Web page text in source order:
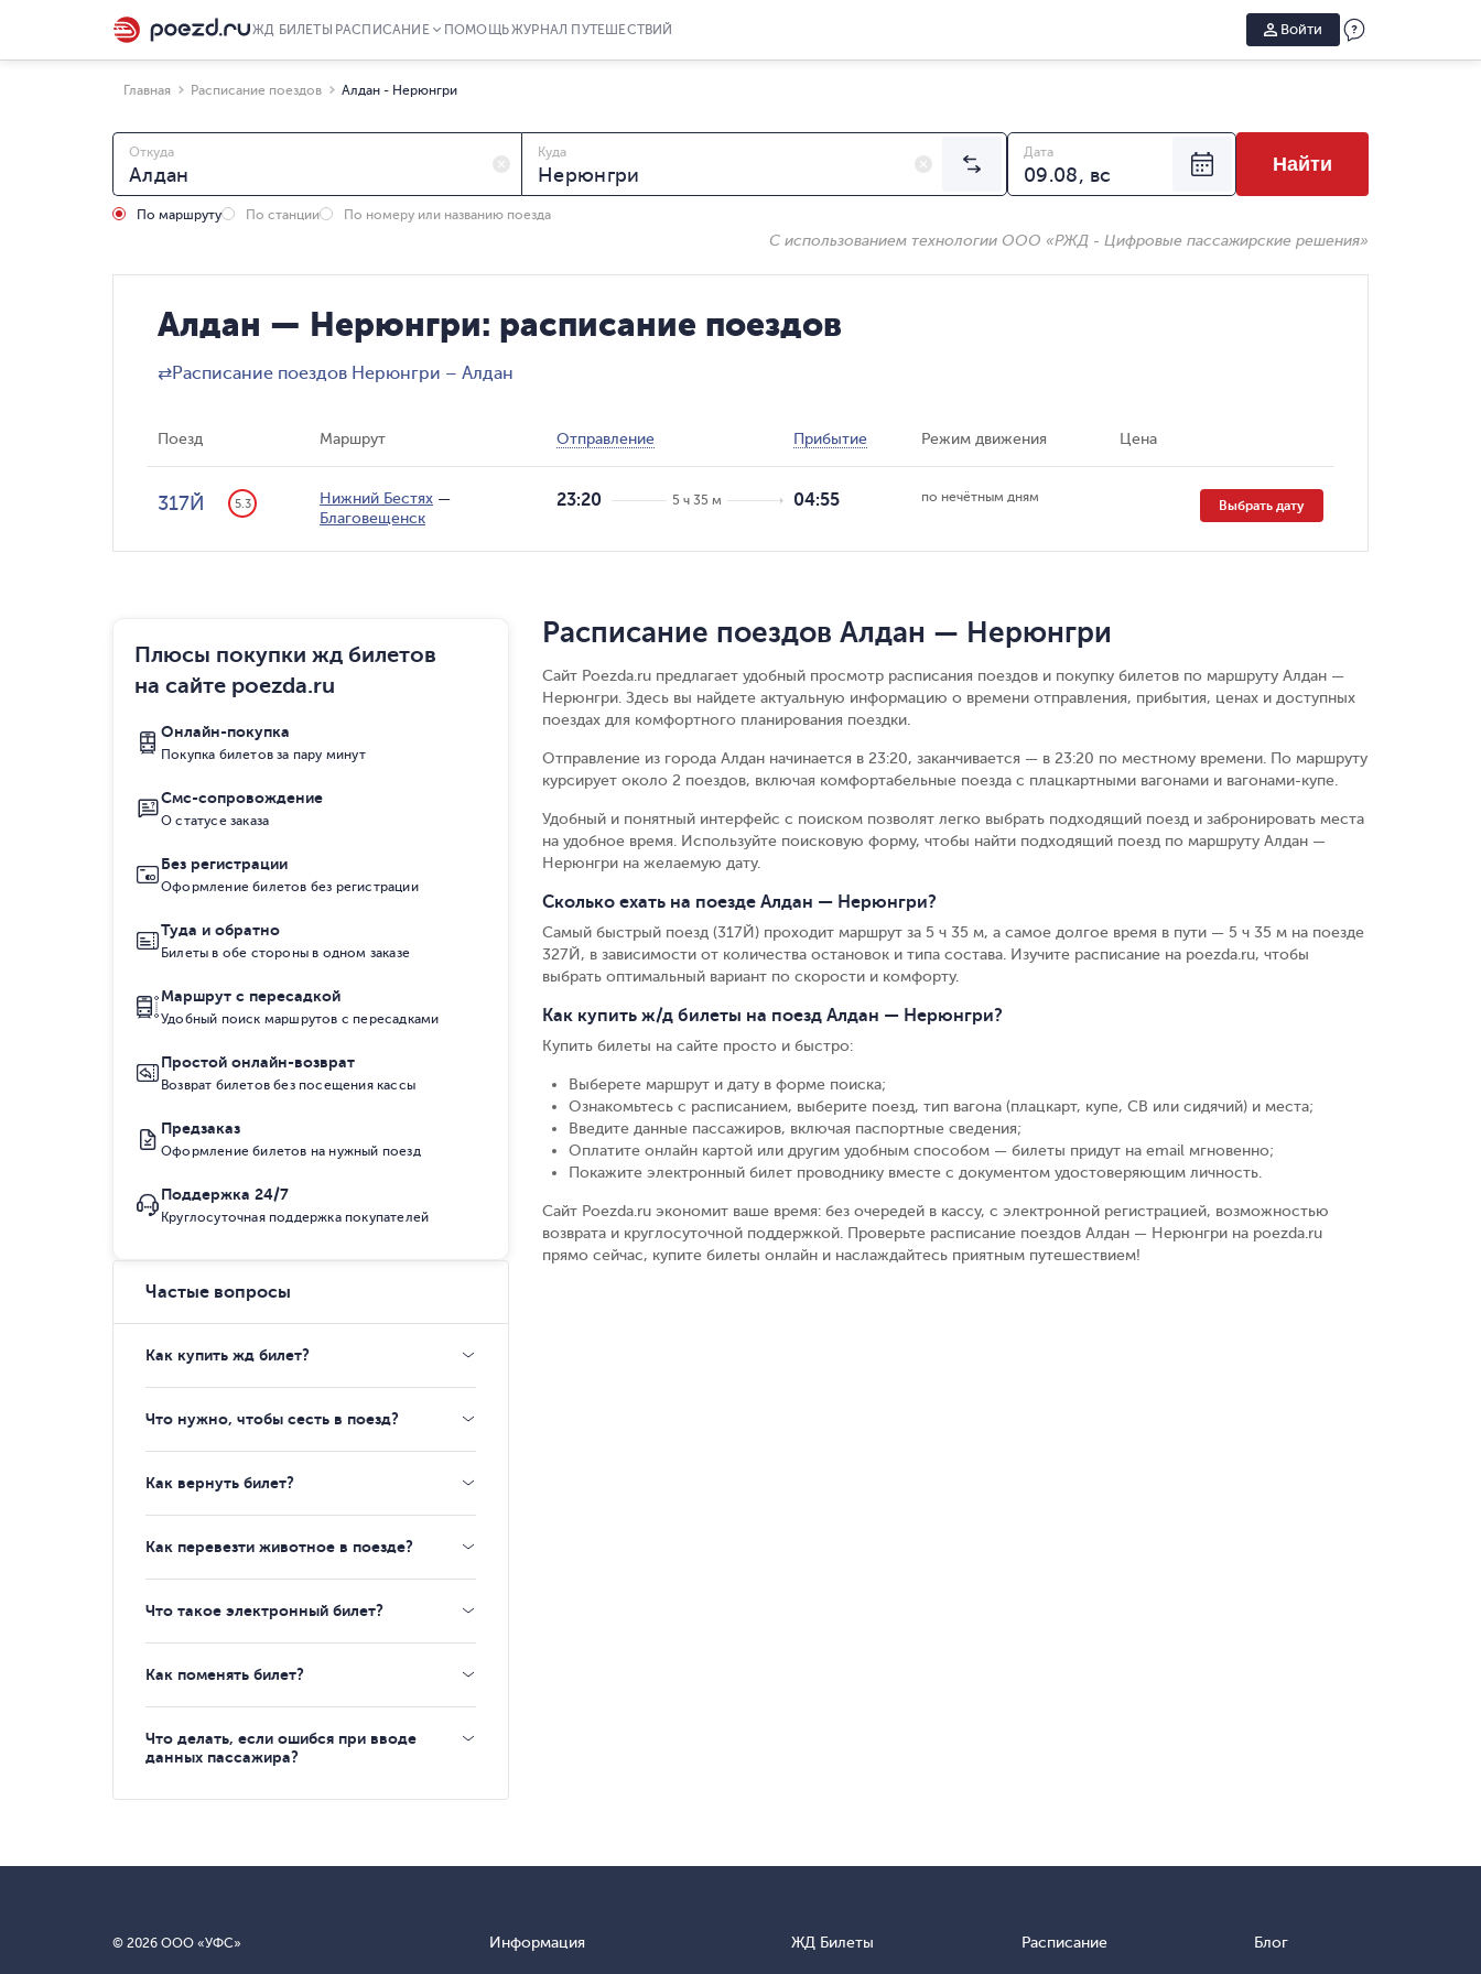
ЖД БИЛЕТЫ РАСПИСАНИЕ ПОМОЩЬЖУРНАЛ ПУТЕШЕСТВИЙ Войти
Главная Расписание поездов Алдан - Нерюнгри
Откуда Куда
По маршруту По станции По номеру или названию поезда
Дата
Найти
С использованием технологии ООО «РЖД - Цифровые пассажирские решения»
Алдан — Нерюнгри: расписание поездов
⇄Расписание поездов Нерюнгри – Алдан
Поезд Маршрут Отправление Прибытие Режим движения Цена
317Й 5.3 Нижний Бестях —
Благовещенск
23:20 5 ч 35 м 04:55 по нечётным дням
Выбрать дату
Расписание поездов Алдан — Нерюнгри
Сайт Poezda.ru предлагает удобный просмотр расписания поездов и покупку билетов по маршруту Алдан —
Нерюнгри. Здесь вы найдете актуальную информацию о времени отправления, прибытия, ценах и доступных
поездах для комфортного планирования поездки.
Отправление из города Алдан начинается в 23:20, заканчивается — в 23:20 по местному времени. По маршруту
курсирует около 2 поездов, включая комфортабельные поезда с плацкартными вагонами и вагонами-купе.
Удобный и понятный интерфейс с поиском позволят легко выбрать подходящий поезд и забронировать места
на удобное время. Используйте поисковую форму, чтобы найти подходящий поезд по маршруту Алдан —
Нерюнгри на желаемую дату.
Сколько ехать на поезде Алдан — Нерюнгри?
Самый быстрый поезд (317Й) проходит маршрут за 5 ч 35 м, а самое долгое время в пути — 5 ч 35 м на поезде
327Й, в зависимости от количества остановок и типа состава. Изучите расписание на poezda.ru, чтобы
выбрать оптимальный вариант по скорости и комфорту.
Как купить ж/д билеты на поезд Алдан — Нерюнгри?
Купить билеты на сайте просто и быстро:
Выберете маршрут и дату в форме поиска;
Ознакомьтесь с расписанием, выберите поезд, тип вагона (плацкарт, купе, СВ или сидячий) и места;
Введите данные пассажиров, включая паспортные сведения;
Оплатите онлайн картой или другим удобным способом — билеты придут на email мгновенно;
Покажите электронный билет проводнику вместе с документом удостоверяющим личность.
Сайт Poezda.ru экономит ваше время: без очередей в кассу, с электронной регистрацией, возможностью
возврата и круглосуточной поддержкой. Проверьте расписание поездов Алдан — Нерюнгри на poezda.ru
прямо сейчас, купите билеты онлайн и наслаждайтесь приятным путешествием!
Плюсы покупки жд билетов
на сайте poezda.ru
Онлайн-покупка
Покупка билетов за пару минут
Смс-сопровождение
О статусе заказа
Без регистрации
Оформление билетов без регистрации
Туда и обратно
Билеты в обе стороны в одном заказе
Маршрут с пересадкой
Удобный поиск маршрутов с пересадками
Простой онлайн-возврат
Возврат билетов без посещения кассы
Предзаказ
Оформление билетов на нужный поезд
Поддержка 24/7
Круглосуточная поддержка покупателей
Частые вопросы
Как купить жд билет?
Что нужно, чтобы сесть в поезд?
Как вернуть билет?
Как перевезти животное в поезде?
Что такое электронный билет?
Как поменять билет?
Что делать, если ошибся при вводе
данных пассажира?
© 2026 ООО «УФС» Информация ЖД Билеты Расписание Блог